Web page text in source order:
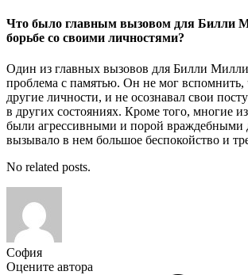
Что было главным вызовом для Билли
борьбе со своими личностями?
Один из главных вызовов для Билли
проблема с памятью. Он не мог вспомнить,
другие личности, и не осознавал свои
в других состояниях. Кроме того, многие
были агрессивными и порой враждебными
вызывало в нем большое беспокойство и
No related posts.
София
Оцените автора